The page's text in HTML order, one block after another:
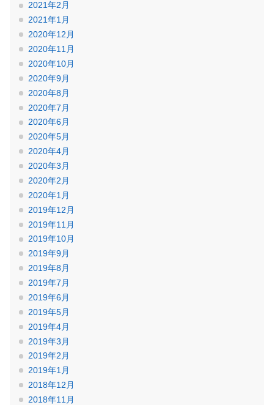
2021年2月
2021年1月
2020年12月
2020年11月
2020年10月
2020年9月
2020年8月
2020年7月
2020年6月
2020年5月
2020年4月
2020年3月
2020年2月
2020年1月
2019年12月
2019年11月
2019年10月
2019年9月
2019年8月
2019年7月
2019年6月
2019年5月
2019年4月
2019年3月
2019年2月
2019年1月
2018年12月
2018年11月